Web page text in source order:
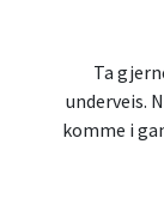
Ta
underveis.
komme i